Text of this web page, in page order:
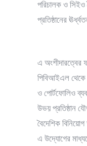
পরিচালক ও
প্রতিষ্ঠানের
এ অংশীদারত্বের
পিবিআইএল থেকে
ও পোর্টফোলিও
উভয় প্রতিষ্ঠান
বৈদেশিক
এ উদ্যোগের